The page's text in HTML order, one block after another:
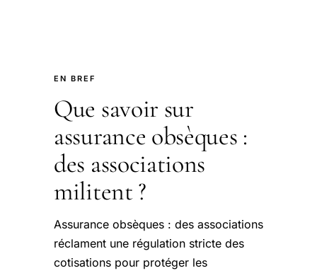
EN BREF
Que savoir sur
assurance obsèques :
des associations
militent ?
Assurance obsèques : des associations
réclament une régulation stricte des
cotisations pour protéger les